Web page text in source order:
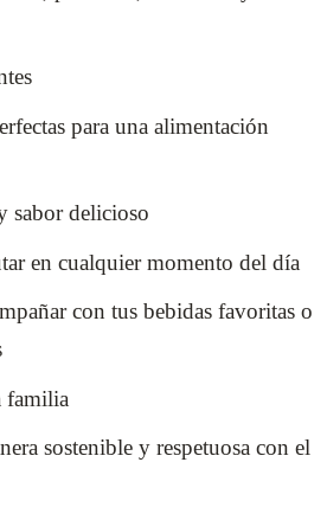
para una alimentación
sabor delicioso
en cualquier momento del día
con tus bebidas favoritas o
familia
sostenible y respetuosa con el